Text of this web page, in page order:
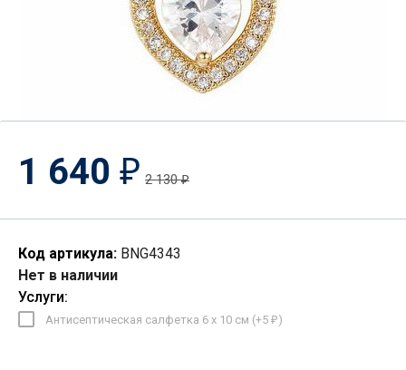
1 640 ₽ 2 130₽
Код артикула: BNG4343
Нет в наличии
Услуги:
Антисептическая салфетка 6 х 10 см (+5 ₽ )